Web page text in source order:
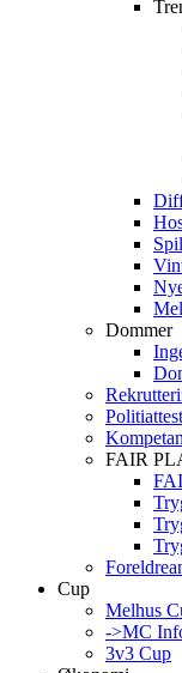
Dommer
Politiattest
FAIR
Cup
Melhus
->MC
3v3 Cup